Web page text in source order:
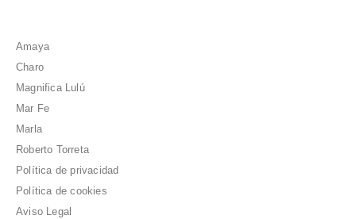
Amaya
Charo
Magnifica Lulú
Mar Fe
Marla
Roberto Torreta
Política de privacidad
Política de cookies
Aviso Legal